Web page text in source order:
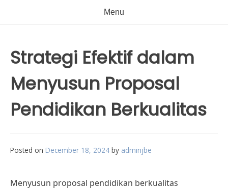
Menu
Strategi Efektif dalam
Menyusun Proposal
Pendidikan Berkualitas
Posted on December 18, 2024 by adminjbe
Menyusun proposal pendidikan berkualitas